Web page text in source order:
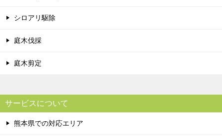
シロアリ駆除
庭木伐採
庭木剪定
サービスについて
熊本県での対応エリア